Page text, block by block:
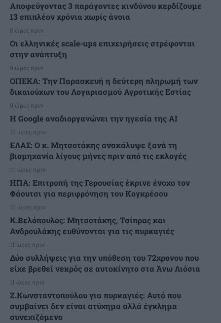
Αποφεύγοντας 3 παράγοντες κινδύνου κερδίζουμε
13 επιπλέον χρόνια χωρίς άνοια
8 ώρες πριν
Οι ελληνικές scale-ups επιχειρήσεις στρέφονται
στην ανάπτυξη
9 ώρες πριν
ΟΠΕΚΑ: Την Παρασκευή η δεύτερη πληρωμή των
δικαιούχων του Λογαριασμού Αγροτικής Εστίας
9 ώρες πριν
H Google αναδιοργανώνει την ηγεσία της AI
10 ώρες πριν
ΕΛΑΣ: Ο κ. Μητσοτάκης ανακάλυψε ξανά τη
βιομηχανία λίγους μήνες πριν από τις εκλογές
10 ώρες πριν
ΗΠΑ: Επιτροπή της Γερουσίας έκρινε ένοχο τον
Φάουτσι για περιφρόνηση του Κογκρέσου
10 ώρες πριν
K.Βελόπουλος: Μητσοτάκης, Τσίπρας και
Ανδρουλάκης ευθύνονται για τις πυρκαγιές
11 ώρες πριν
Δύο συλλήψεις για την υπόθεση του 72χρονου που
είχε βρεθεί νεκρός σε αυτοκίνητο στα Άνω Λιόσια
11 ώρες πριν
Ζ.Κωνσταντοπούλου για πυρκαγιές: Αυτό που
συμβαίνει δεν είναι ατύχημα αλλά έγκλημα
συνεχιζόμενο